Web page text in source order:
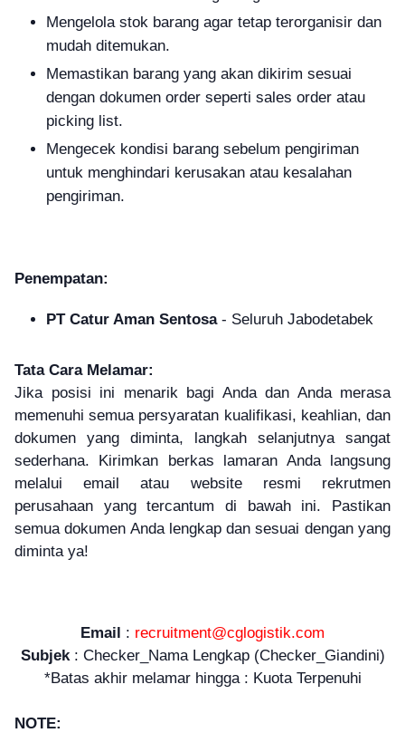
Mengelola stok barang agar tetap terorganisir dan
mudah ditemukan.
Memastikan barang yang akan dikirim sesuai
dengan dokumen order seperti sales order atau
picking list.
Mengecek kondisi barang sebelum pengiriman
untuk menghindari kerusakan atau kesalahan
pengiriman.
Penempatan:
PT Catur Aman Sentosa - Seluruh Jabodetabek
Tata Cara Melamar:
Jika posisi ini menarik bagi Anda dan Anda merasa
memenuhi semua persyaratan kualifikasi, keahlian, dan
dokumen yang diminta, langkah selanjutnya sangat
sederhana. Kirimkan berkas lamaran Anda langsung
melalui email atau website resmi rekrutmen
perusahaan yang tercantum di bawah ini. Pastikan
semua dokumen Anda lengkap dan sesuai dengan yang
diminta ya!
Email : recruitment@cglogistik.com
Subjek : Checker_Nama Lengkap (Checker_Giandini)
*Batas akhir melamar hingga : Kuota Terpenuhi
NOTE: